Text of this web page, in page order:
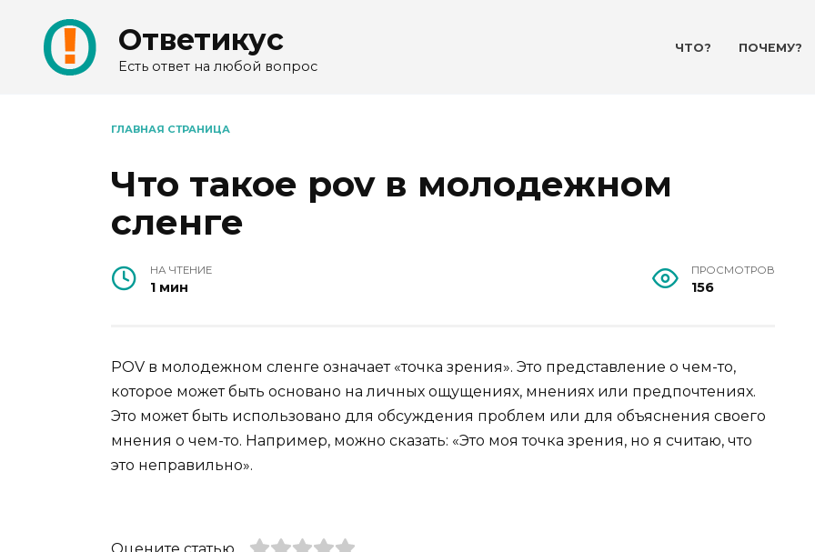
содержанию
Ответикус
Есть ответ на любой вопрос
ЧТО? ПОЧЕМУ?
ГЛАВНАЯ СТРАНИЦА
Что такое pov в молодежном
сленге
НА ЧТЕНИЕ
1 мин
ПРОСМОТРОВ
156
POV в молодежном сленге означает «точка зрения». Это представление о чем-то,
которое может быть основано на личных ощущениях, мнениях или предпочтениях.
Это может быть использовано для обсуждения проблем или для объяснения своего
мнения о чем-то. Например, можно сказать: «Это моя точка зрения, но я считаю, что
это неправильно».